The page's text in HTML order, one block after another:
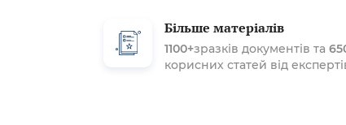
Більше матеріалів
1100+зразків документів та
корисних статей від